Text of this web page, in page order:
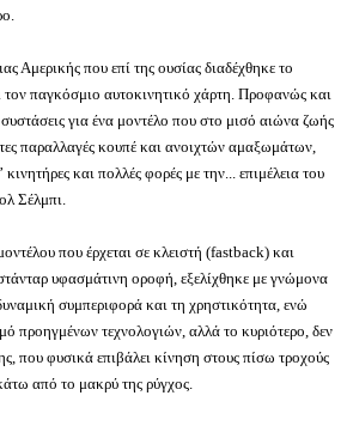
Αμερικής που επί της ουσίας διαδέχθηκε το
τον παγκόσμιο αυτοκινητικό χάρτη Προφανώς και
συστάσεις για ένα μοντέλο που στο μισό αιώνα ζωής
παραλλαγές κουπέ και ανοιχτών αμαξωμάτων,
και πολλές φορές με την... επιμέλεια του
Σέλμπι.
που έρχεται σε κλειστή (fastback) και
υφασμάτινη οροφή, εξελίχθηκε με γνώμονα
συμπεριφορά και τη χρηστικότητα, ενώ
προηγμένων τεχνολογιών, αλλά το κυριότερο, δεν
που φυσικά επιβάλει κίνηση στους πίσω τροχούς
από το μακρύ της ρύγχος.